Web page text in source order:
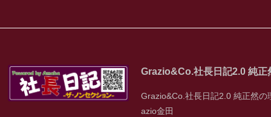
Grazio&Co.社長日記2.0 純正
Grazio&Co.社長日記2.0 純正然の
azio金田